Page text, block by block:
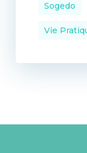
Sogedo
Vie